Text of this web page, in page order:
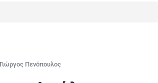
Γιώργος Πενόπουλος